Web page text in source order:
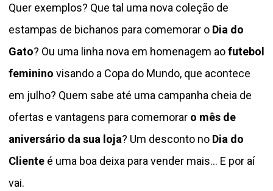
Quer exemplos? Que tal uma nova coleção de
estampas de bichanos para comemorar o Dia do
Gato? Ou uma linha nova em homenagem aofutebol
feminino visando a Copa do Mundo, que acontece
em julho? Quem sabe até uma campanha cheia de
ofertas e vantagens para comemorar o mês de
aniversário da sua loja? Um desconto no Dia do
Cliente é uma boa deixa para vender mais... E por aí
vai.